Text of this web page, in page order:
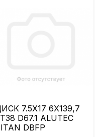
7.5X17 6X139,7
D67.1 ALUTEC
DBFP